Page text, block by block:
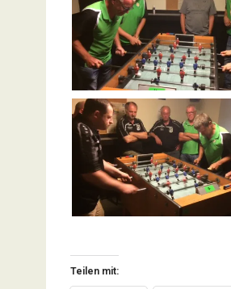
Teilen mit: